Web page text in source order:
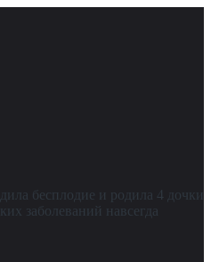
бесплодие и родила 4 дочки
заболеваний навсегда